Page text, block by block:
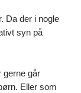
Da der i nogle
syn på
gerne går
Eller som